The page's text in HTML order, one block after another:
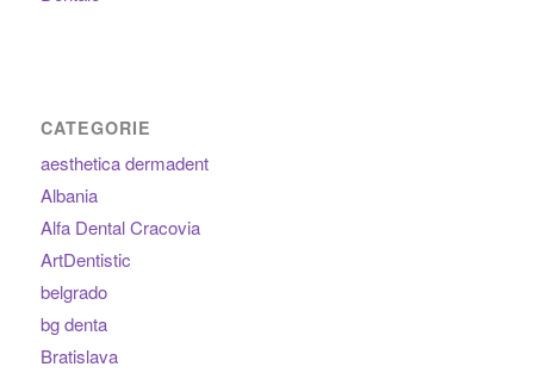
CATEGORIE
aesthetica dermadent
Albania
Alfa Dental Cracovia
ArtDentistic
belgrado
bg denta
Bratislava